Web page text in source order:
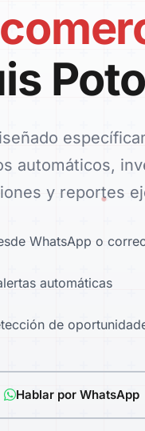
automáticos,
y reportes
WhatsApp o
automáticas
de
Hablar por WhatsApp